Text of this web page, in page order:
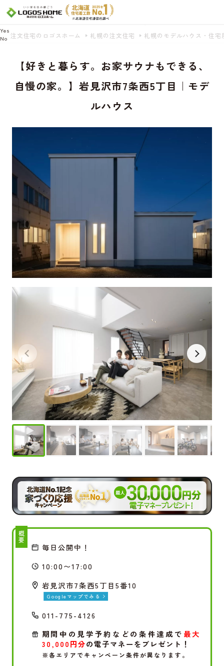
注文住宅のロゴスホーム 札幌の注文住宅 札幌のモデルハウス・住宅
【好きと暮らす。お家サウナもできる、
自慢の家。】岩見沢市7条西5丁目｜モデ
ルハウス
概要
毎日公開中！
10:00〜17:00
岩見沢市7条西5丁目5番10
Googleマップでみる
011-775-4126
期間中の見学予約などの条件達成で最大
30,000円分の電子マネーをプレゼント！
※各エリアでキャンペーン条件が異なります。
Cookie を使用して、お客様の活動を追跡してもよろしいですか? 当社ではお客様の
プライバシーを極めて重視しています。詳細について、およびご質問がある場合
は、当社のプライバシーポリシーをご覧ください。
Yes
No